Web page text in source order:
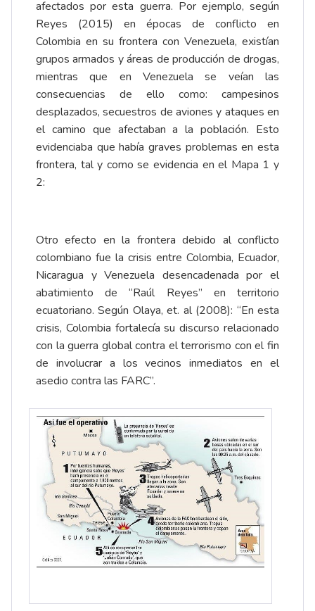
afectados por esta guerra. Por ejemplo, según
Reyes (2015) en épocas de conflicto en
Colombia en su frontera con Venezuela, existían
grupos armados y áreas de producción de drogas,
mientras que en Venezuela se veían las
consecuencias de ello como: campesinos
desplazados, secuestros de aviones y ataques en
el camino que afectaban a la población. Esto
evidenciaba que había graves problemas en esta
frontera, tal y como se evidencia en el Mapa 1 y
2:
Otro efecto en la frontera debido al conflicto
colombiano fue la crisis entre Colombia, Ecuador,
Nicaragua y Venezuela desencadenada por el
abatimiento de “Raúl Reyes” en territorio
ecuatoriano. Según Olaya, et. al (2008): “En esta
crisis, Colombia fortalecía su discurso relacionado
con la guerra global contra el terrorismo con el fin
de involucrar a los vecinos inmediatos en el
asedio contra las FARC”.